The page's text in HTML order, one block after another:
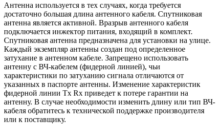
Антенна используется в тех случаях, когда требуется
достаточно большая длина антенного кабеля. Спутниковая
антенна является активной. Вразрыв антенного кабеля
подключается инжектор питания, входящий в комплект.
Спутниковая антенна предназначена для установки на улице.
Каждый экземпляр антенны создан под определенное
затухание в антенном кабеле. Запрещено использовать
антенну с ВЧ-кабелем (фидерной линией), чьи
характеристики по затуханию сигнала отличаются от
указанных в паспорте антенны. Изменение характеристик
фидерной линии Tx Rx приведет к потере гарантии на
антенну. В случае необходимости изменить длину или тип ВЧ-
кабеля обратитесь к технической поддержке производителя
или к поставщику.